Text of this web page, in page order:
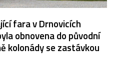
fara v Drnovicích
obnovena do původní
kolonády se zastávkou